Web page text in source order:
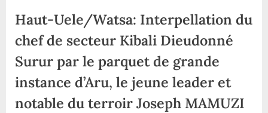
Haut-Uele/Watsa: Interpellation du
chef de secteur Kibali Dieudonné
Surur par le parquet de grande
instance d’Aru, le jeune leader et
notable du terroir Joseph MAMUZI